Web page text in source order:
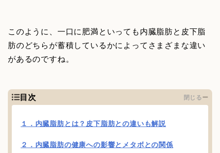
このように、一口に肥満といっても内臓脂肪と皮下脂
肪のどちらが蓄積しているかによってさまざまな違い
があるのですね。
目次 閉じる
１．内臓脂肪とは？皮下脂肪との違いも解説
２．内臓脂肪の健康への影響とメタボとの関係